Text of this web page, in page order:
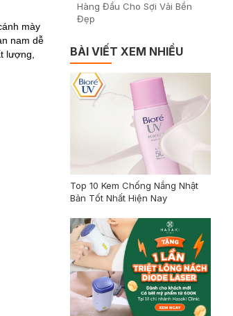
mày
nam dễ
lượng,
Hàng Đầu Cho Sợi Vải Bền
Đẹp
BÀI VIẾT XEM NHIỀU
Top 10 Kem Chống Nắng Nhật
Bản Tốt Nhất Hiện Nay